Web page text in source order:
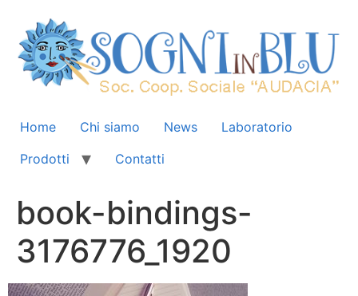
Home Chi siamo News
Laboratorio
Prodotti
Contatti
book-bindings-
3176776_1920